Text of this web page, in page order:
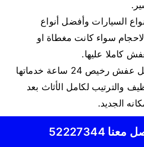
السيارات وأفضل أنواع
سواء كانت مغطاة او
كاملا عليها.
كما تقدم شركة نقل عفش رخيص 24 ساعة خدماتها
والترتيب لكامل الأثاث بعد
الجديد.
الشويخ52227344